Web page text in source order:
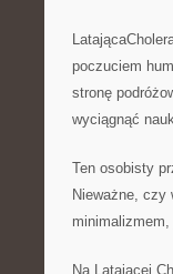
poczuciem
stronę
wyciągnąć
Ten osobisty
Nieważne, czy
Na Latającej